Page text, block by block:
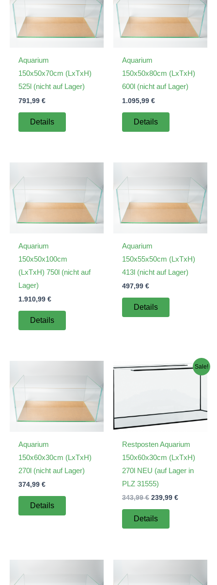
Aquarium
150x50x70cm (LxTxH)
525l (nicht auf Lager)
791,99 €
Details
Aquarium
150x50x80cm (LxTxH)
600l (nicht auf Lager)
1.095,99 €
Details
Aquarium
150x50x100cm
(LxTxH) 750l (nicht auf
Lager)
1.910,99 €
Details
Aquarium
150x55x50cm (LxTxH)
413l (nicht auf Lager)
497,99 €
Details
Aquarium
150x60x30cm (LxTxH)
270l (nicht auf Lager)
374,99 €
Details
Sale!
Restposten Aquarium
150x60x30cm (LxTxH)
270l NEU (auf Lager in
PLZ 31555)
343,99€ Ursprünglicher
war:
343,99 €
239,99 €Aktueller
Details